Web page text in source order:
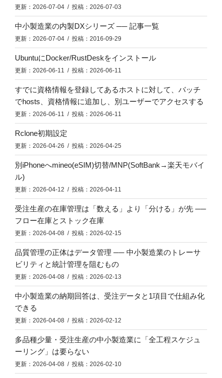
更新：2026-07-04 / 投稿：2026-07-03
中小製造業の内製DXシリーズ ── 記事一覧
更新：2026-07-04 / 投稿：2016-09-29
UbuntuにDocker/RustDeskをインストール
更新：2026-06-11 / 投稿：2026-06-11
すでに資格情報を登録してあるホストに対して、バッチ
でhosts、資格情報に追加し、別ユーザーでアクセスする
更新：2026-06-11 / 投稿：2026-06-11
Rclone初期設定
更新：2026-04-26 / 投稿：2026-04-25
別iPhoneへmineo(eSIM)切替/MNP(SoftBank→楽天モバイ
ル)
更新：2026-04-12 / 投稿：2026-04-11
受注生産の在庫管理は「数える」より「分ける」が先 ──
フロー在庫とストック在庫
更新：2026-04-08 / 投稿：2026-02-15
品質管理の正体はデータ管理 ── 中小製造業のトレーサ
ビリティと統計管理を阻むもの
更新：2026-04-08 / 投稿：2026-02-13
中小製造業の納期回答は、受注データと1項目で仕組み化
できる
更新：2026-04-08 / 投稿：2026-02-12
多品種少量・受注生産の中小製造業に「全工程スケジュ
ーリング」は要らない
更新：2026-04-08 / 投稿：2026-02-10